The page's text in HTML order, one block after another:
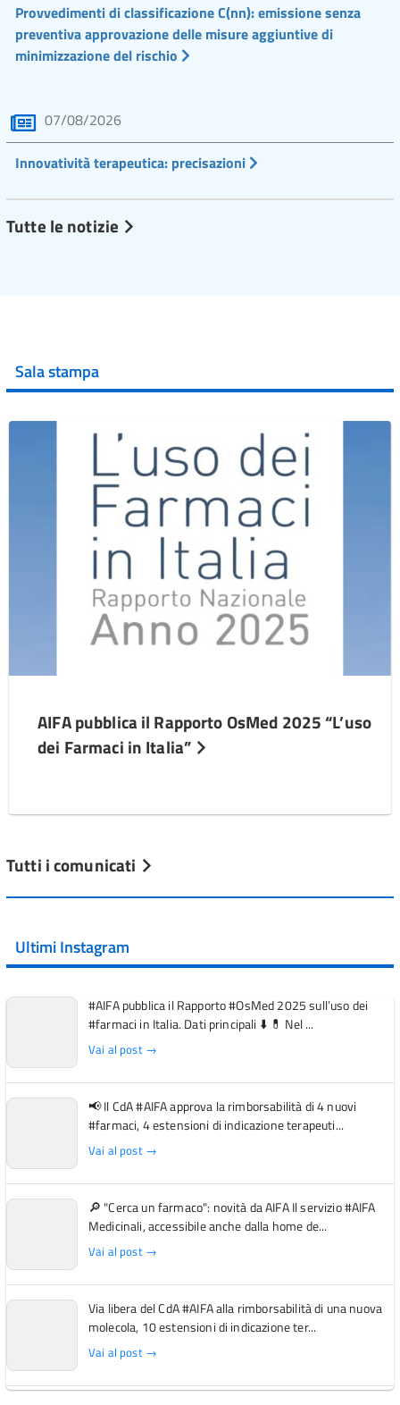
Provvedimenti di classificazione C(nn): emissione senza
preventiva approvazione delle misure aggiuntive di
minimizzazione del rischio
07/08/2026
Innovatività terapeutica: precisazioni
Tutte le notizie
Sala stampa
AIFA pubblica il Rapporto OsMed 2025 “L’uso
dei Farmaci in Italia”
Tutti i comunicati
Ultimi Instagram
#AIFA pubblica il Rapporto #OsMed 2025 sull’uso dei
#farmaci in Italia. Dati principali ⬇️ 💊 Nel ...
Vai al post →
📢 Il CdA #AIFA approva la rimborsabilità di 4 nuovi
#farmaci, 4 estensioni di indicazione terapeuti...
Vai al post →
🔎 "Cerca un farmaco": novità da AIFA Il servizio #AIFA
Medicinali, accessibile anche dalla home de...
Vai al post →
Via libera del CdA #AIFA alla rimborsabilità di una nuova
molecola, 10 estensioni di indicazione ter...
Vai al post →